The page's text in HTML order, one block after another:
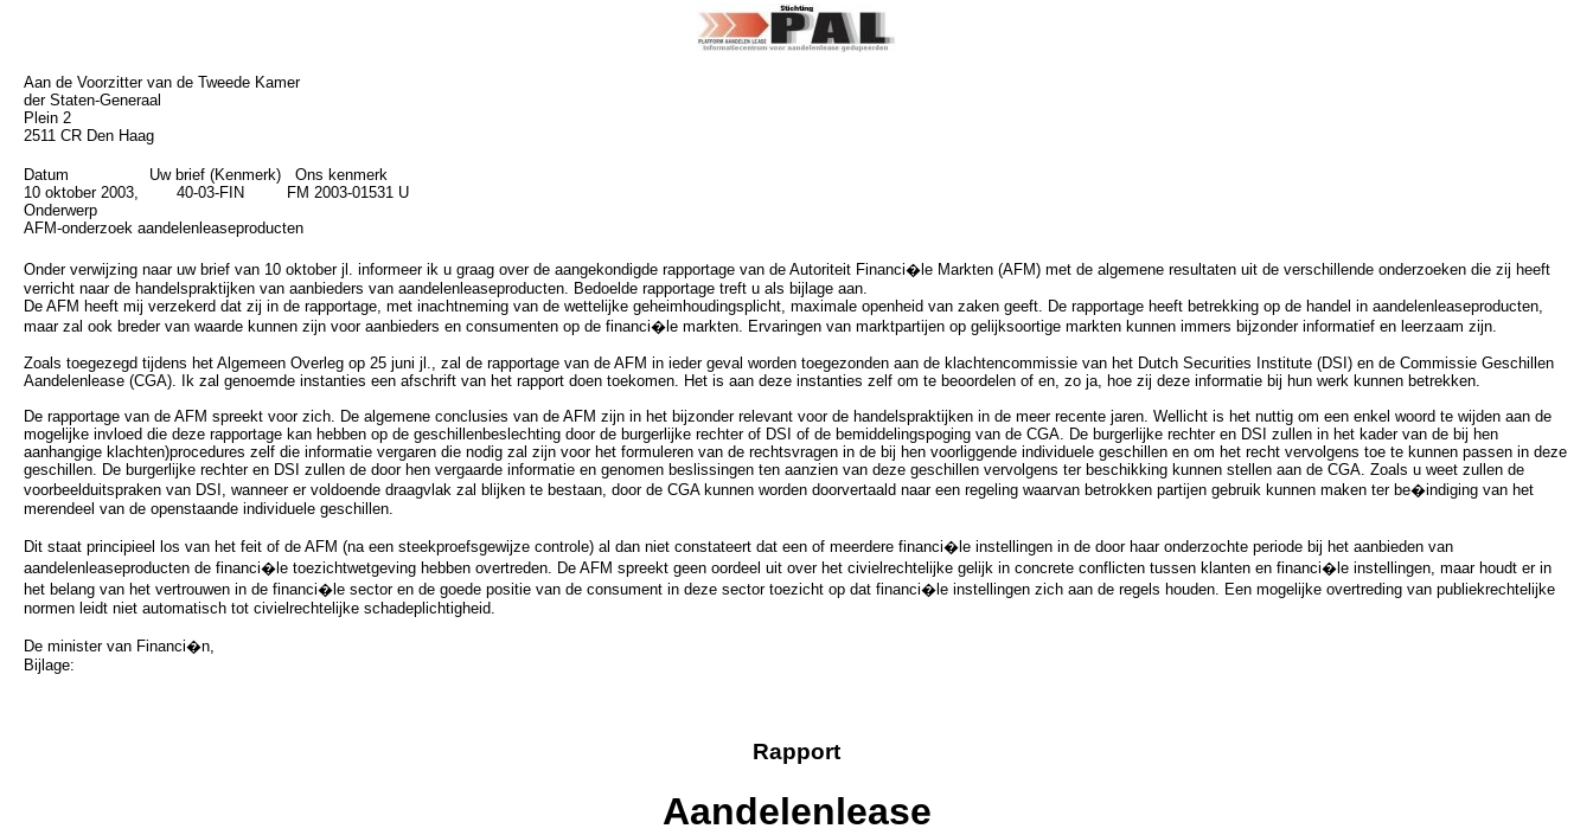
Aan de Voorzitter van de Tweede Kamer
der Staten-Generaal
Plein 2
2511 CR Den Haag
Datum Uw brief (Kenmerk) Ons kenmerk
10 oktober 2003, 40-03-FIN FM 2003-01531 U
Onderwerp
AFM-onderzoek aandelenleaseproducten
Onder verwijzing naar uw brief van 10 oktober jl. informeer ik u graag over de aangekondigde rapportage van de Autoriteit Financi�le Markten (AFM) met de algemene resultaten uit de verschillende onderzoeken die zij heeft
verricht naar de handelspraktijken van aanbieders van aandelenleaseproducten. Bedoelde rapportage treft u als bijlage aan.
De AFM heeft mij verzekerd dat zij in de rapportage, met inachtneming van de wettelijke geheimhoudingsplicht, maximale openheid van zaken geeft. De rapportage heeft betrekking op de handel in aandelenleaseproducten,
maar zal ook breder van waarde kunnen zijn voor aanbieders en consumenten op de financi�le markten. Ervaringen van marktpartijen op gelijksoortige markten kunnen immers bijzonder informatief en leerzaam zijn.
Zoals toegezegd tijdens het Algemeen Overleg op 25 juni jl., zal de rapportage van de AFM in ieder geval worden toegezonden aan de klachtencommissie van het Dutch Securities Institute (DSI) en de Commissie Geschillen
Aandelenlease (CGA). Ik zal genoemde instanties een afschrift van het rapport doen toekomen. Het is aan deze instanties zelf om te beoordelen of en, zo ja, hoe zij deze informatie bij hun werk kunnen betrekken.
De rapportage van de AFM spreekt voor zich. De algemene conclusies van de AFM zijn in het bijzonder relevant voor de handelspraktijken in de meer recente jaren. Wellicht is het nuttig om een enkel woord te wijden aan de
mogelijke invloed die deze rapportage kan hebben op de geschillenbeslechting door de burgerlijke rechter of DSI of de bemiddelingspoging van de CGA. De burgerlijke rechter en DSI zullen in het kader van de bij hen
aanhangige klachten)procedures zelf die informatie vergaren die nodig zal zijn voor het formuleren van de rechtsvragen in de bij hen voorliggende individuele geschillen en om het recht vervolgens toe te kunnen passen in deze
geschillen. De burgerlijke rechter en DSI zullen de door hen vergaarde informatie en genomen beslissingen ten aanzien van deze geschillen vervolgens ter beschikking kunnen stellen aan de CGA. Zoals u weet zullen de
voorbeelduitspraken van DSI, wanneer er voldoende draagvlak zal blijken te bestaan, door de CGA kunnen worden doorvertaald naar een regeling waarvan betrokken partijen gebruik kunnen maken ter be�indiging van het
merendeel van de openstaande individuele geschillen.
Dit staat principieel los van het feit of de AFM (na een steekproefsgewijze controle) al dan niet constateert dat een of meerdere financi�le instellingen in de door haar onderzochte periode bij het aanbieden van
aandelenleaseproducten de financi�le toezichtwetgeving hebben overtreden. De AFM spreekt geen oordeel uit over het civielrechtelijke gelijk in concrete conflicten tussen klanten en financi�le instellingen, maar houdt er in
het belang van het vertrouwen in de financi�le sector en de goede positie van de consument in deze sector toezicht op dat financi�le instellingen zich aan de regels houden. Een mogelijke overtreding van publiekrechtelijke
normen leidt niet automatisch tot civielrechtelijke schadeplichtigheid.
De minister van Financi�n,
Bijlage:
Rapport
Aandelenlease